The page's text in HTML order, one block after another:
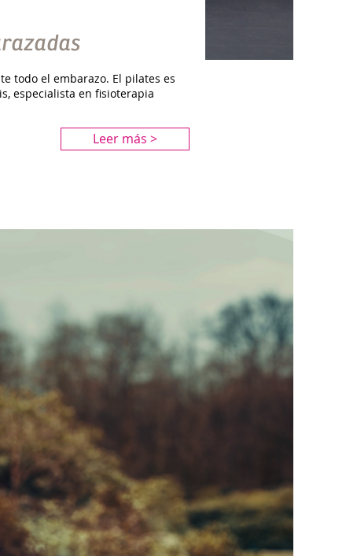
todo el embarazo. El pilates es
especialista en fisioterapia
Leer más >